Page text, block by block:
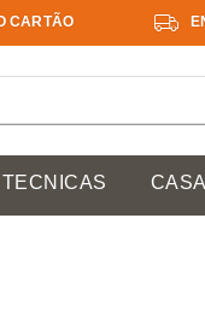
CARTÃO